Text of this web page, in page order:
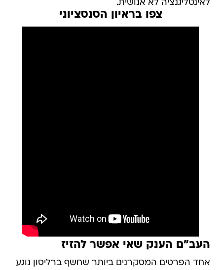
לאינטליגנציה לא אנושית.
צפו בראיון הסנסציוני
העב"ם הענק שאי אפשר להזיז
אחד הפרטים המסקרנים ביותר שחשף ברליסון נוגע